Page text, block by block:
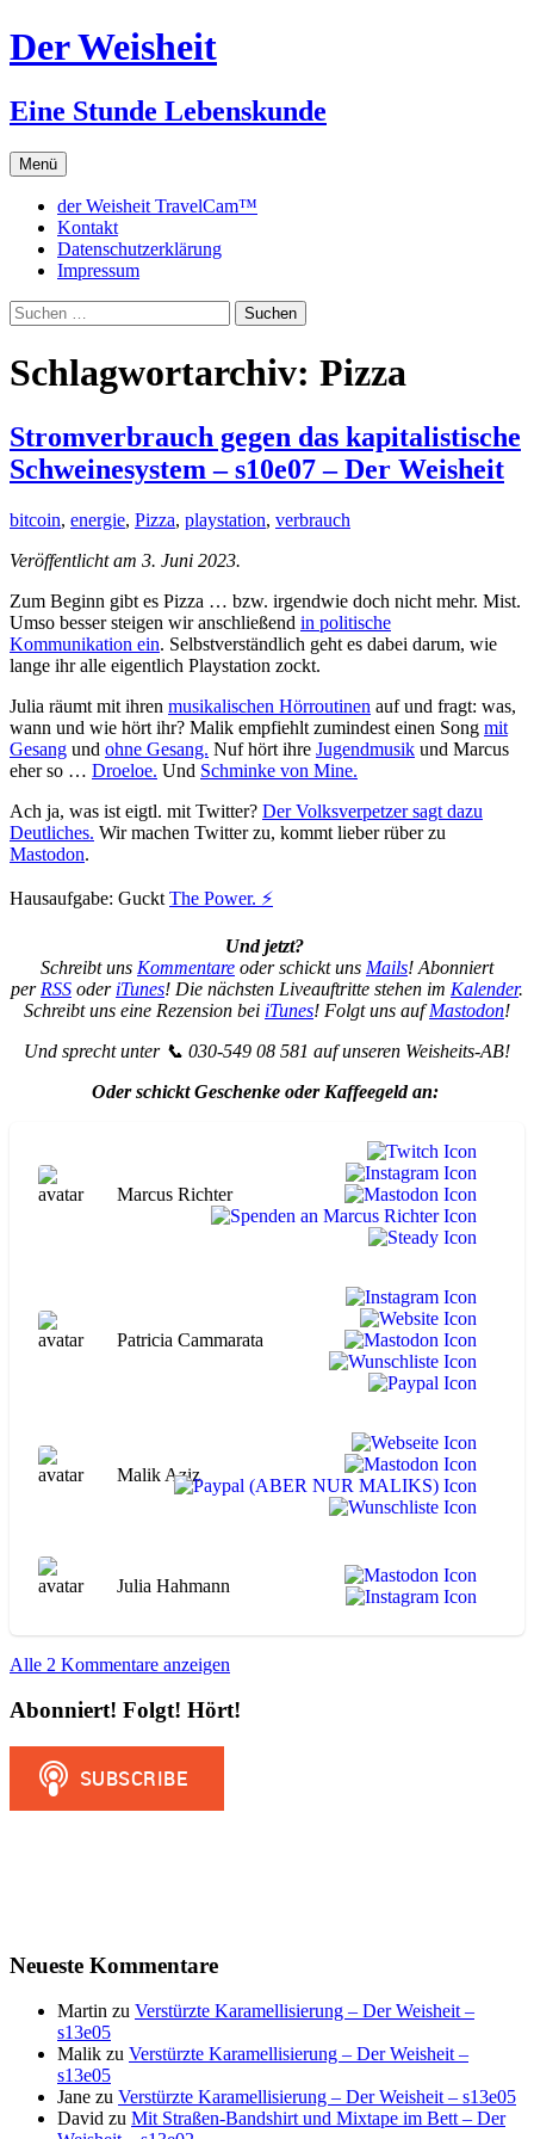
Zum
Inhalt
Der Weisheit
Eine Stunde Lebenskunde
Menü
der Weisheit TravelCam™
Kontakt
Datenschutzerklärung
Impressum
Suchen
nach:
Schlagwortarchiv: Pizza
Stromverbrauch gegen das kapitalistische
Schweinesystem – s10e07 – Der Weisheit
bitcoin, energie, Pizza, playstation, verbrauch
Veröffentlicht am 3. Juni 2023.
Zum Beginn gibt es Pizza … bzw. irgendwie doch nicht mehr. Mist.
Umso besser steigen wir anschließend in politische
Kommunikation ein. Selbstverständlich geht es dabei darum, wie
lange ihr alle eigentlich Playstation zockt.
Julia räumt mit ihren musikalischen Hörroutinen auf und fragt: was,
wann und wie hört ihr? Malik empfiehlt zumindest einen Song mit
Gesang und ohne Gesang. Nuf hört ihre Jugendmusik und Marcus
eher so … Droeloe. Und Schminke von Mine.
Ach ja, was ist eigtl. mit Twitter? Der Volksverpetzer sagt dazu
Deutliches. Wir machen Twitter zu, kommt lieber rüber zu
Mastodon.
Hausaufgabe: Guckt The Power. ⚡️
Und jetzt?
Schreibt uns Kommentare oder schickt uns Mails! Abonniert
per RSS oder iTunes! Die nächsten Liveauftritte stehen im Kalender.
Schreibt uns eine Rezension bei iTunes! Folgt uns aufMastodon!
Und sprecht unter 📞 030-549 08 581 auf unseren Weisheits-AB!
Oder schickt Geschenke oder Kaffeegeld an:
Marcus Richter
Patricia Cammarata
Malik Aziz
Julia Hahmann
Alle 2 Kommentare anzeigen
Abonniert! Folgt! Hört!
Neueste Kommentare
Martin zu Verstürzte Karamellisierung – Der Weisheit –
s13e05
Malik zu Verstürzte Karamellisierung – Der Weisheit –
s13e05
Jane zu Verstürzte Karamellisierung – Der Weisheit – s13e05
David zu Mit Straßen-Bandshirt und Mixtape im Bett – Der